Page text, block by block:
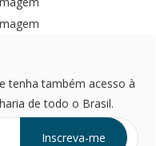
tenha também acesso à
de todo o Brasil.
Inscreva-me